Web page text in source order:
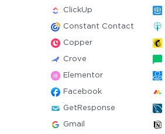
ClickUp
Constant Contact
Copper
Crove
Elementor
Facebook
GetResponse
Gmail